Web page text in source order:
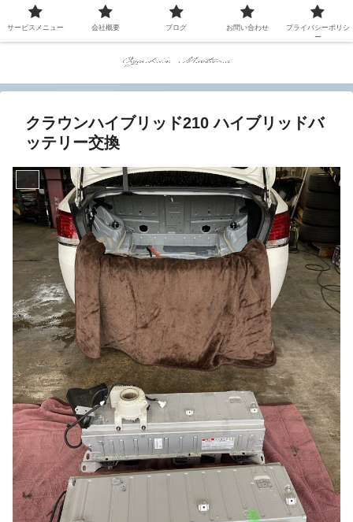
クラウンハイブリッド210 ハイブリッドバ
ッテリー交換
修理
サービスメニュー 会社概要 ブログ お問い合わせ
プライバシーポリシ
ー